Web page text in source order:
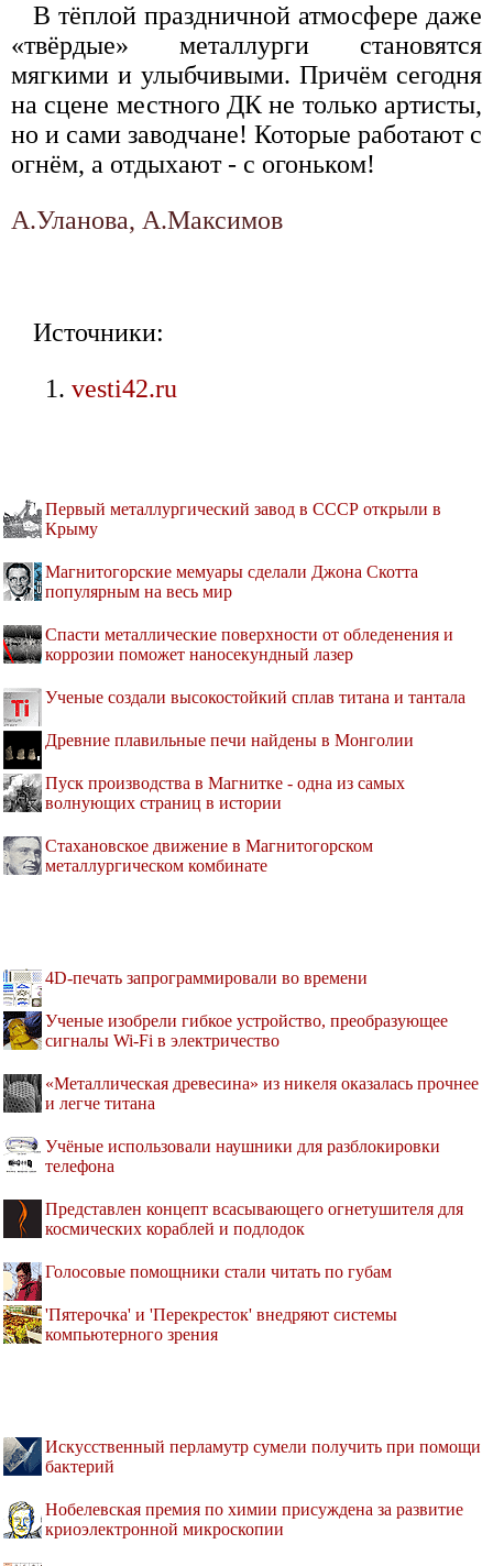
В тёплой праздничной атмосфере даже
«твёрдые» металлурги становятся
мягкими и улыбчивыми. Причём сегодня
на сцене местного ДК не только артисты,
но и сами заводчане! Которые работают с
огнём, а отдыхают - с огоньком!
А.Уланова, А.Максимов
Источники:
vesti42.ru
Первый металлургический завод в СССР открыли в
Крыму
Магнитогорские мемуары сделали Джона Скотта
популярным на весь мир
Спасти металлические поверхности от обледенения и
коррозии поможет наносекундный лазер
Ученые создали высокостойкий сплав титана и тантала
Древние плавильные печи найдены в Монголии
Пуск производства в Магнитке - одна из самых
волнующих страниц в истории
Стахановское движение в Магнитогорском
металлургическом комбинате
4D-печать запрограммировали во времени
Ученые изобрели гибкое устройство, преобразующее
сигналы Wi-Fi в электричество
«Металлическая древесина» из никеля оказалась прочнее
и легче титана
Учёные использовали наушники для разблокировки
телефона
Представлен концепт всасывающего огнетушителя для
космических кораблей и подлодок
Голосовые помощники стали читать по губам
'Пятерочка' и 'Перекресток' внедряют системы
компьютерного зрения
Искусственный перламутр сумели получить при помощи
бактерий
Нобелевская премия по химии присуждена за развитие
криоэлектронной микроскопии